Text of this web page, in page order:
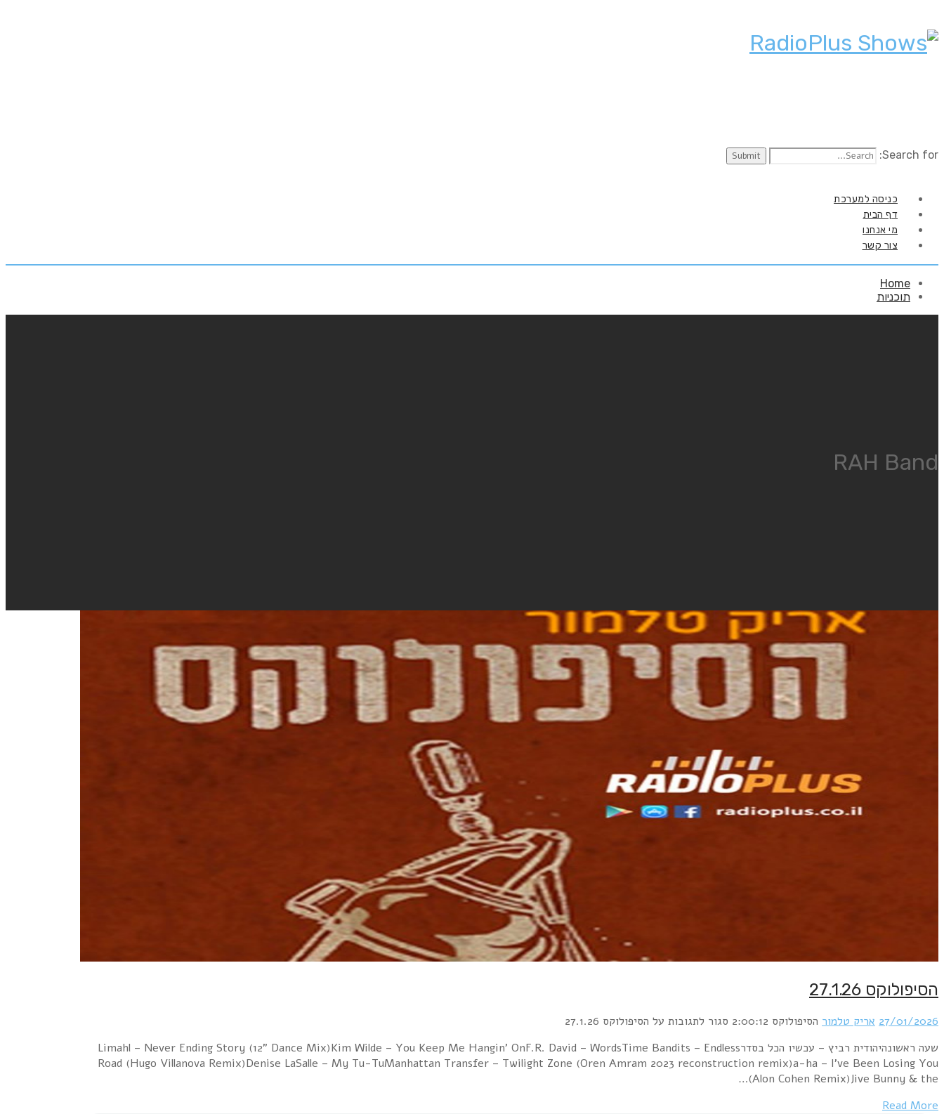
Search for:
כניסה למערכת
דף הבית
מי אנחנו
צור קשר
Home
תוכניות
RAH Band
הסיפולוקס 27.1.26
27/01/2026 אריק טלמור הסיפולוקס 2:00:12 סגור לתגובות על הסיפולוקס 27.1.26
שעה ראשונהיהודית רביץ – עכשיו הכל בסדרLimahl – Never Ending Story (12" Dance Mix)Kim Wilde – You Keep Me Hangin' OnF.R. David – WordsTime Bandits – Endless
Road (Hugo Villanova Remix)Denise LaSalle – My Tu-TuManhattan Transfer – Twilight Zone (Oren Amram 2023 reconstruction remix)a-ha – I've Been Losing You
(Alon Cohen Remix)Jive Bunny & the…
Read More